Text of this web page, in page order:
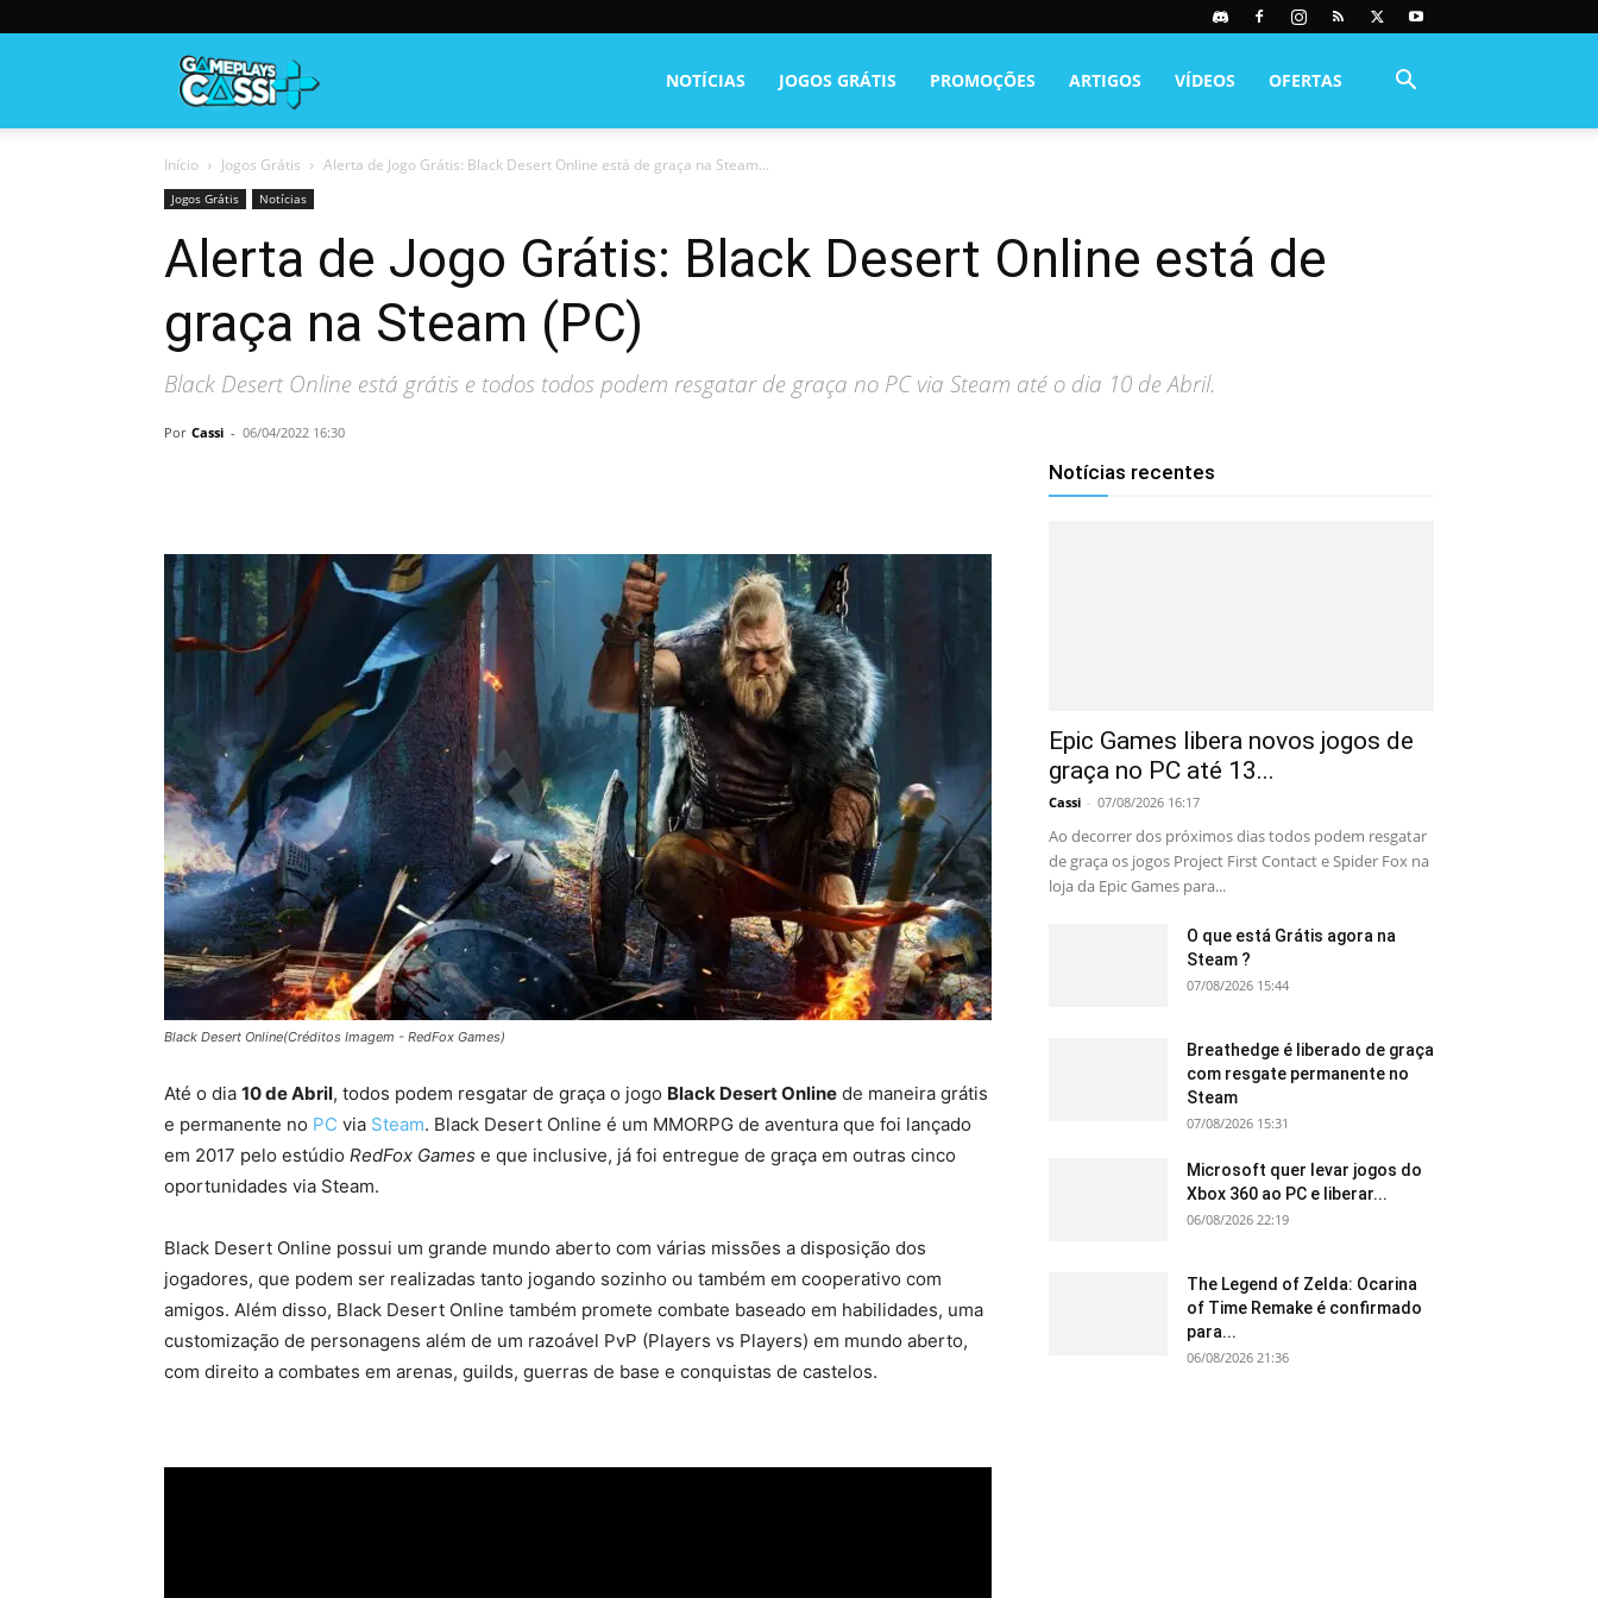
NOTÍCIAS JOGOS GRÁTIS PROMOÇÕES ARTIGOS VÍDEOS OFERTAS
Início Jogos Grátis Alerta de Jogo Grátis: Black Desert Online está de graça na Steam...
Jogos Grátis Notícias
Alerta de Jogo Grátis: Black Desert Online está de
graça na Steam (PC)
Black Desert Online está grátis e todos todos podem resgatar de graça no PC via Steam até o dia 10 de Abril.
Por Cassi - 06/04/2022 16:30
Black Desert Online(Créditos Imagem - RedFox Games)
Até o dia 10 de Abril, todos podem resgatar de graça o jogo Black Desert Online de maneira grátis
e permanente no PC via Steam. Black Desert Online é um MMORPG de aventura que foi lançado
em 2017 pelo estúdio RedFox Games e que inclusive, já foi entregue de graça em outras cinco
oportunidades via Steam.
Black Desert Online possui um grande mundo aberto com várias missões a disposição dos
jogadores, que podem ser realizadas tanto jogando sozinho ou também em cooperativo com
amigos. Além disso, Black Desert Online também promete combate baseado em habilidades, uma
customização de personagens além de um razoável PvP (Players vs Players) em mundo aberto,
com direito a combates em arenas, guilds, guerras de base e conquistas de castelos.
Notícias recentes
Epic Games libera novos jogos de
graça no PC até 13...
Cassi - 07/08/2026 16:17
Ao decorrer dos próximos dias todos podem resgatar
de graça os jogos Project First Contact e Spider Fox na
loja da Epic Games para...
O que está Grátis agora na
Steam ?
07/08/2026 15:44
Breathedge é liberado de graça
com resgate permanente no
Steam
07/08/2026 15:31
Microsoft quer levar jogos do
Xbox 360 ao PC e liberar...
06/08/2026 22:19
The Legend of Zelda: Ocarina
of Time Remake é confirmado
para...
06/08/2026 21:36